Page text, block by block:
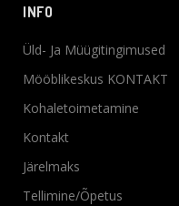
INFO
Üld- Ja Müügitingimused
Mööblikeskus KONTAKT
Kohaletoimetamine
Kontakt
Järelmaks
Tellimine/Õpetus